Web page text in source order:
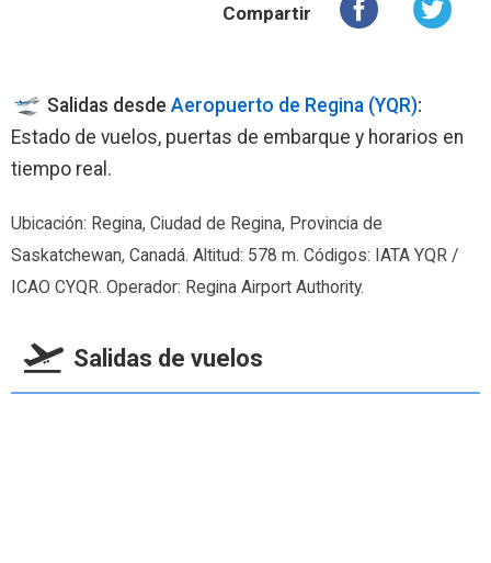
Compartir
Salidas desde Aeropuerto de Regina (YQR):
Estado de vuelos, puertas de embarque y horarios en
tiempo real.
Ubicación: Regina, Ciudad de Regina, Provincia de
Saskatchewan, Canadá. Altitud: 578 m. Códigos: IATA YQR /
ICAO CYQR. Operador: Regina Airport Authority.
Salidas de vuelos